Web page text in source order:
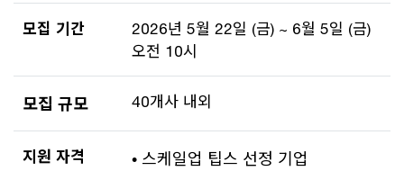
모집 기간
2026년 5월 22일 (금) ~ 6월 5일 (금)
오전 10시
모집 규모 40개사 내외
지원 자격
• 스케일업 팁스 선정 기업